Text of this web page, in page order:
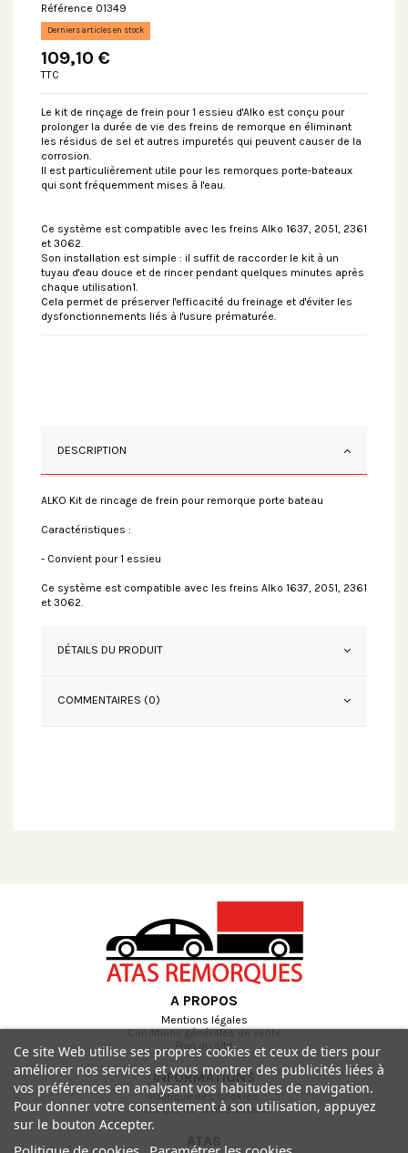
Référence 01349
Derniers articles en stock
109,10 €
TTC
Le kit de rinçage de frein pour 1 essieu d'Alko est conçu pour
prolonger la durée de vie des freins de remorque en éliminant
les résidus de sel et autres impuretés qui peuvent causer de la
corrosion.
Il est particulièrement utile pour les remorques porte-bateaux
qui sont fréquemment mises à l'eau.
Ce système est compatible avec les freins Alko 1637, 2051, 2361
et 3062.
Son installation est simple : il suffit de raccorder le kit à un
tuyau d'eau douce et de rincer pendant quelques minutes après
chaque utilisation1.
Cela permet de préserver l'efficacité du freinage et d'éviter les
dysfonctionnements liés à l'usure prématurée.
DESCRIPTION
ALKO Kit de rincage de frein pour remorque porte bateau
Caractéristiques :
- Convient pour 1 essieu
Ce système est compatible avec les freins Alko 1637, 2051, 2361
et 3062.
DÉTAILS DU PRODUIT
COMMENTAIRES (0)
A PROPOS
Mentions légales
Conditions générales de vente
Plan du site
INFORMATIONS
Politique des Cookies
Politique de confidentialité
ATAS
Ce site Web utilise ses propres cookies et ceux de tiers pour
améliorer nos services et vous montrer des publicités liées à
vos préférences en analysant vos habitudes de navigation.
Pour donner votre consentement à son utilisation, appuyez
sur le bouton Accepter.